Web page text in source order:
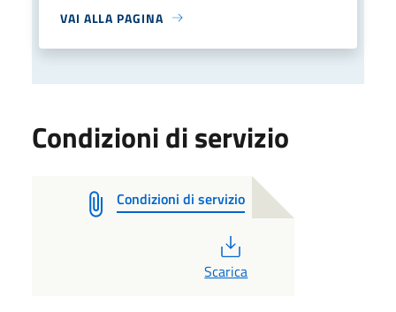
VAI ALLA PAGINA
Condizioni di servizio
Condizioni di servizio
Scarica